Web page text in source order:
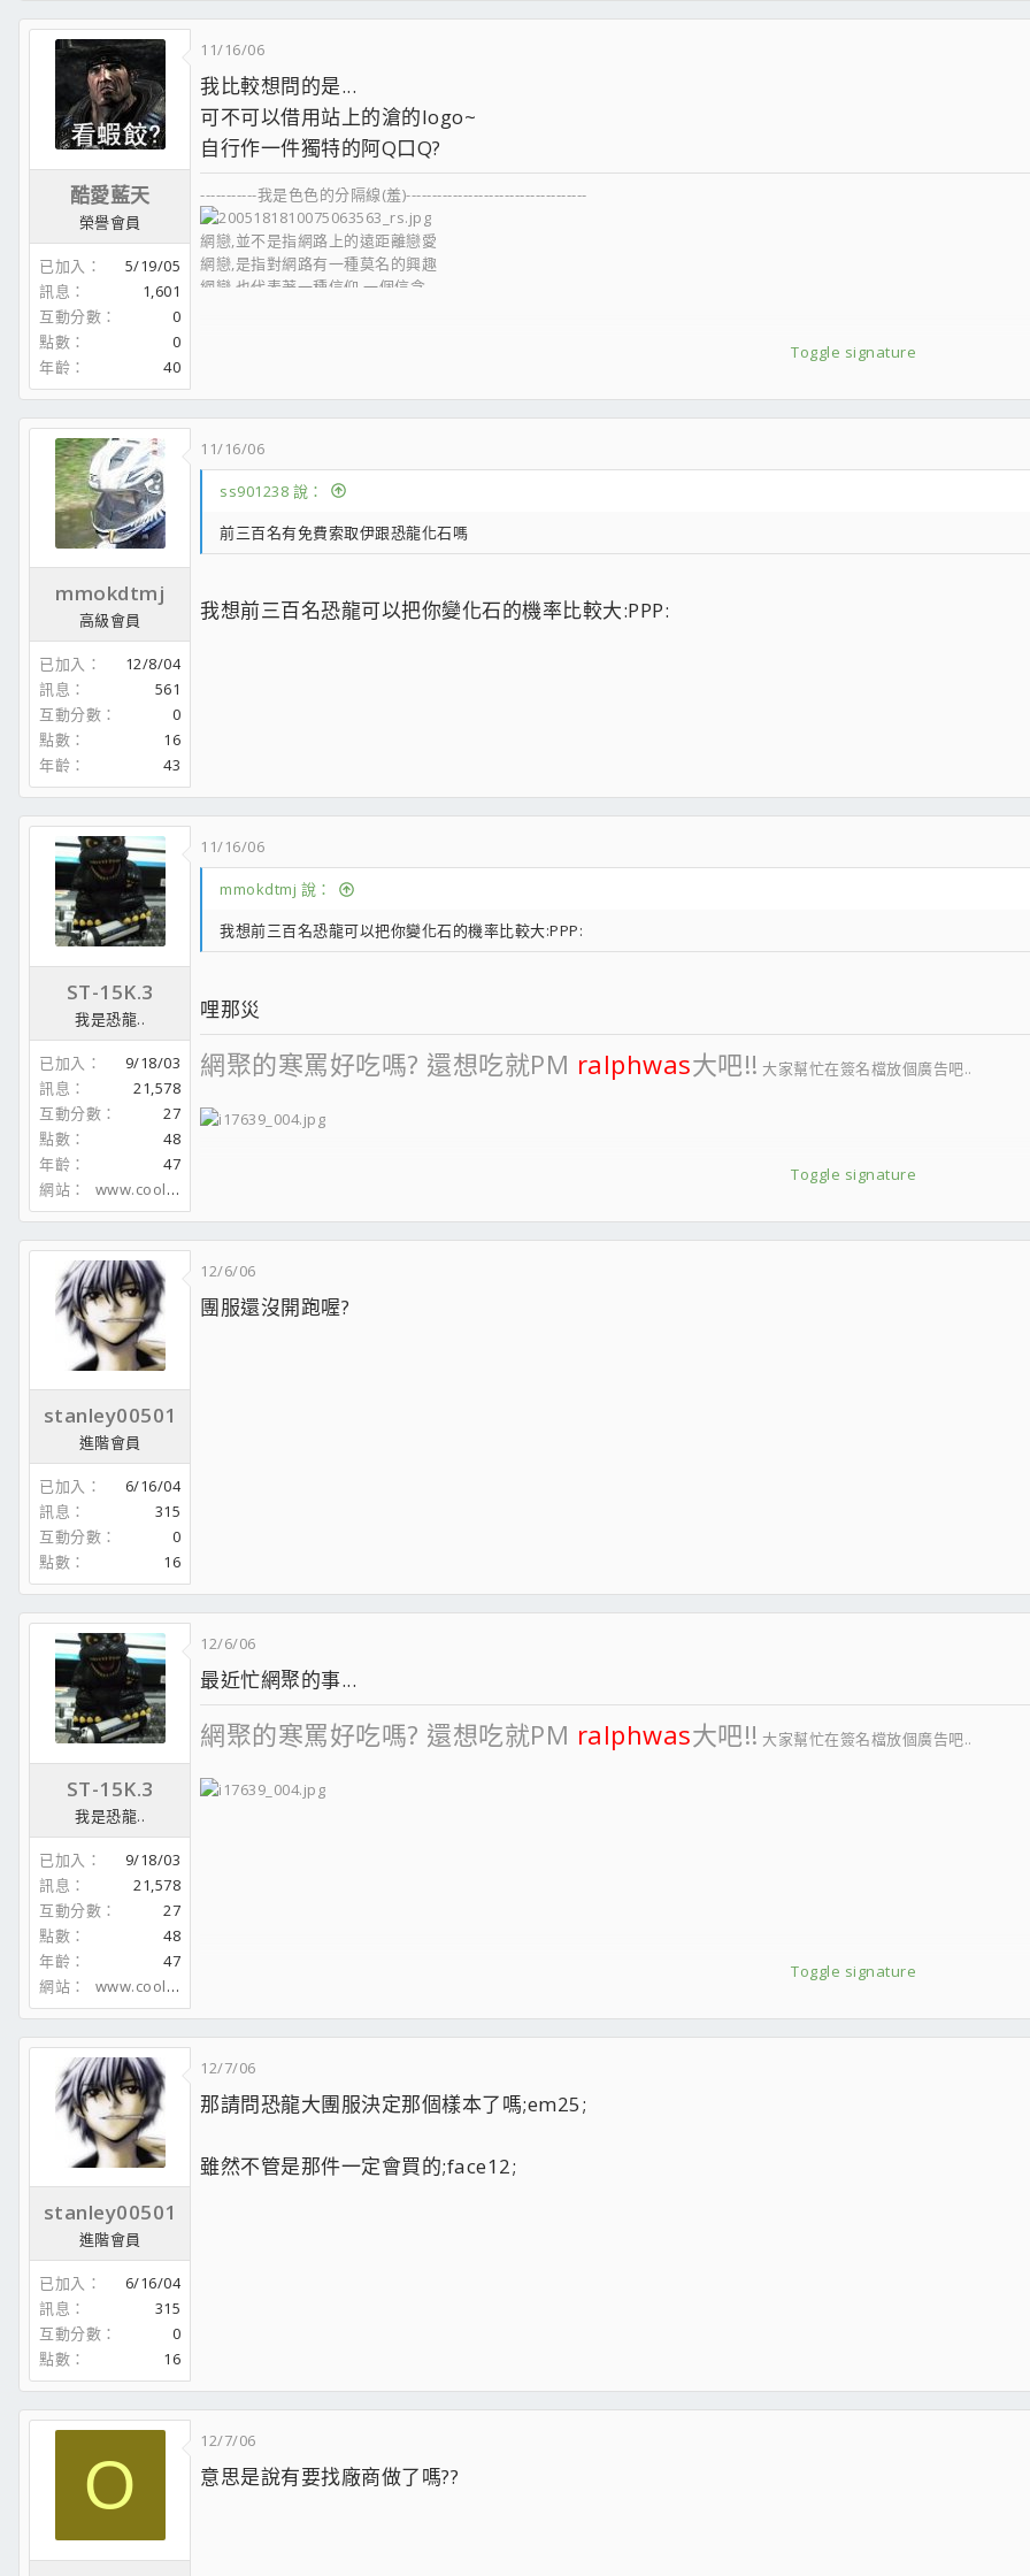
酷愛藍天
榮譽會員
已加入
5/19/05
訊息
1,601
互動分數
0
點數
0
年齡
40
11/16/06
我比較想問的是...
可不可以借用站上的滄的logo~
自行作一件獨特的阿Q口Q?
Toggle signature
-----------我是色色的分隔線(羞)-----------------------------------
網戀,並不是指網路上的遠距離戀愛
網戀,是指對網路有一種莫名的興趣
網戀,也代表著一種信仰,一個信念
mmokdtmj
高級會員
已加入
12/8/04
訊息
561
互動分數
0
點數
16
年齡
43
11/16/06
ss901238 說：
前三百名有免費索取伊跟恐龍化石嗎
我想前三百名恐龍可以把你變化石的機率比較大:PPP:
ST-15K.3
我是恐龍..
已加入
9/18/03
訊息
21,578
互動分數
27
點數
48
年齡
47
網站
www.coolaler.com
11/16/06
mmokdtmj 說：
我想前三百名恐龍可以把你變化石的機率比較大:PPP:
哩那災
Toggle signature
網聚的寒罵好吃嗎? 還想吃就PM ralphwas大吧!! 大家幫忙在簽名檔放個廣告吧..
stanley00501
進階會員
已加入
6/16/04
訊息
315
互動分數
0
點數
16
12/6/06
團服還沒開跑喔?
ST-15K.3
我是恐龍..
已加入
9/18/03
訊息
21,578
互動分數
27
點數
48
年齡
47
網站
www.coolaler.com
12/6/06
最近忙網聚的事...
Toggle signature
網聚的寒罵好吃嗎? 還想吃就PM ralphwas大吧!! 大家幫忙在簽名檔放個廣告吧..
stanley00501
進階會員
已加入
6/16/04
訊息
315
互動分數
0
點數
16
12/7/06
那請問恐龍大團服決定那個樣本了嗎;em25;
雖然不管是那件一定會買的;face12;
O
12/7/06
意思是說有要找廠商做了嗎??